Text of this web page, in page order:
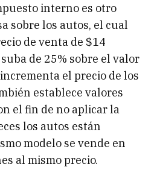
interno es otro
sobre los autos, el cual
de venta de $14
de 25% sobre el valor
el precio de los
establece valores
el fin de no aplicar la
los autos están
modelo se vende en
al mismo precio.